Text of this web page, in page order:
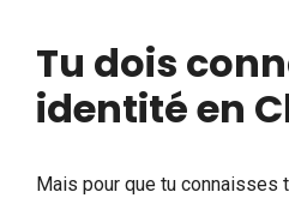
Tu dois
identité en
Mais pour que tu connaisses